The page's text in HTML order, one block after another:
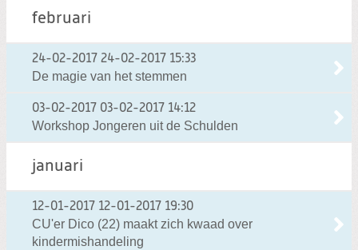
februari
24-02-2017 24-02-2017 15:33
De magie van het stemmen
03-02-2017 03-02-2017 14:12
Workshop Jongeren uit de Schulden
januari
12-01-2017 12-01-2017 19:30
CU'er Dico (22) maakt zich kwaad over
kindermishandeling